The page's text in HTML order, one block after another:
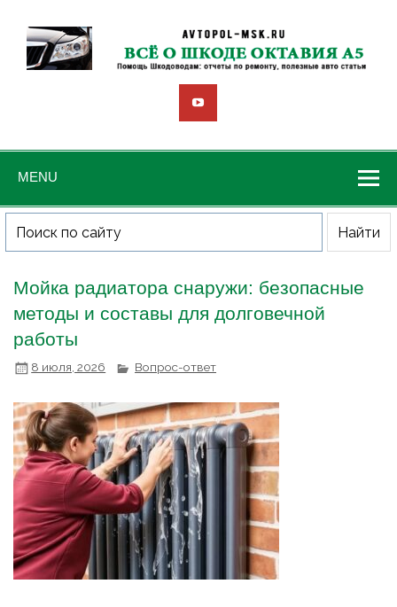
MENU
Мойка радиатора снаружи: безопасные
методы и составы для долговечной
работы
8 июля, 2026 Вопрос-ответ